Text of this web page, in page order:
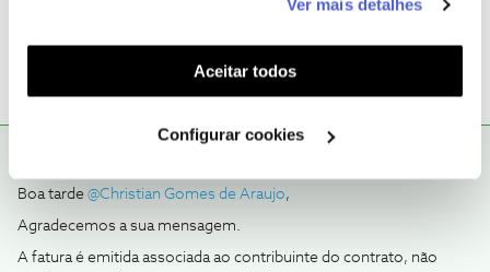
funcionalidades (cookies de personalização e
funcionalidade) e adaptar anúncios aos seus interesses
(cookies de publicidade personalizada). Pode gerir a
utilização dos cookies clicando em "Configurar
Ver mais detalhes
Aceitar todos
Configurar cookies
Resposta” nas soluções mais úteis. Siga o perfil para acompanhar
Boa tarde @Christian Gomes de Araujo,
Agradecemos a sua mensagem.
A fatura é emitida associada ao contribuinte do contrato, não